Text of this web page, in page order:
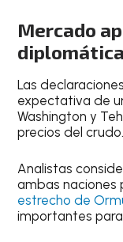
Mercado
diplomática
Las
expectativa de
Washington y
precios del crudo.
Analistas
ambas naciones
estrecho de
importantes